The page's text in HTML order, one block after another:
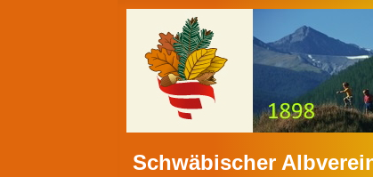
Schwäbischer